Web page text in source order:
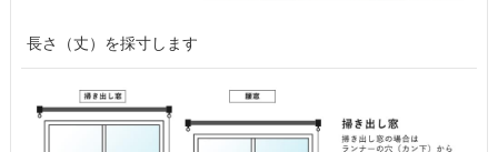
長さ（丈）を採寸します